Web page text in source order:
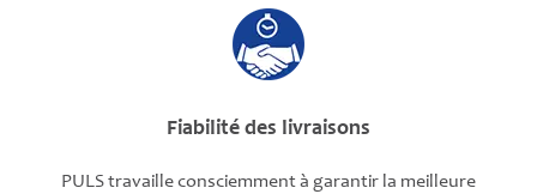
Fiabilité des livraisons
PULS travaille consciemment à garantir la meilleure